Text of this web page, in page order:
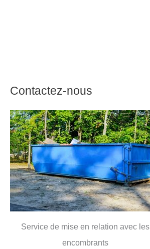
Contactez-nous
Service de mise en relation avec les
encombrants